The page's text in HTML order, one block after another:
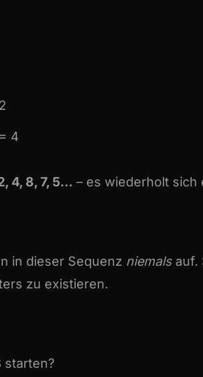
4
4, 8, 7, 5… – es wiederholt sich
in dieser Sequenz niemals auf.
zu existieren.
starten?